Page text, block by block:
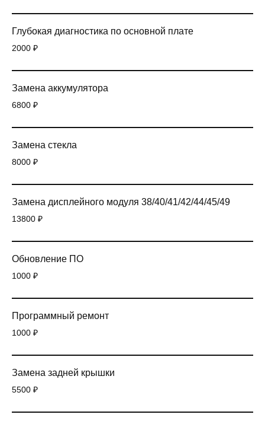
Глубокая диагностика по основной плате
2000 ₽
Замена аккумулятора
6800 ₽
Замена стекла
8000 ₽
Замена дисплейного модуля 38/40/41/42/44/45/49
13800 ₽
Обновление ПО
1000 ₽
Программный ремонт
1000 ₽
Замена задней крышки
5500 ₽